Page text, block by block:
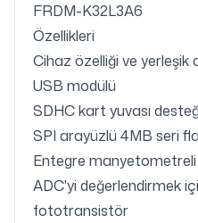
FRDM-K32L3A6
Özellikleri
Cihaz özelliği ve yerleşik
USB modülü
SDHC kart yuvası
SPI arayüzlü 4MB seri
Entegre manyetometreli
ADC'yi değerlendirmek
fototransistör